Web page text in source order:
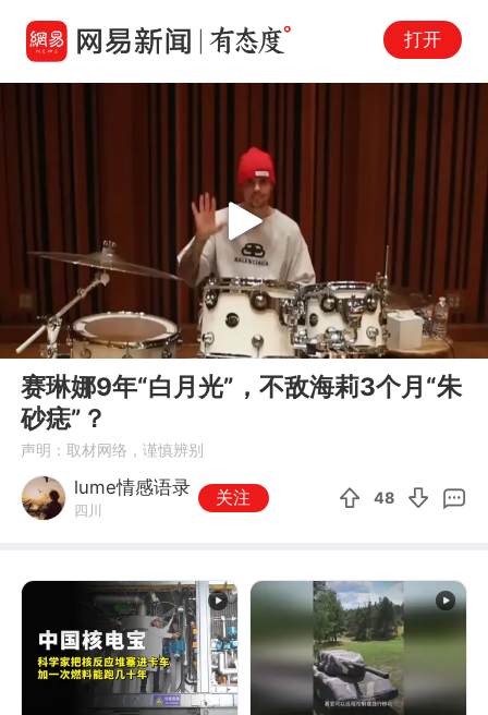
打开
00:00 05:35
Play
赛琳娜9年“白月光”，不敌海莉3个月“朱
砂痣”？
声明：取材网络，谨慎辨别
lume情感语录
四川
关注 48